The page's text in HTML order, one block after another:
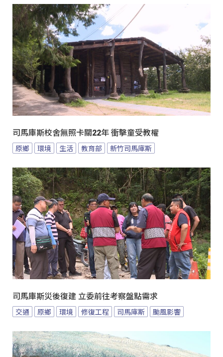
司馬庫斯校舍無照卡關22年 衝擊童受教權
原鄉 環境 生活 教育部 新竹司馬庫斯
司馬庫斯災後復建 立委前往考察盤點需求
交通 原鄉 環境 修復工程 司馬庫斯 颱風影響